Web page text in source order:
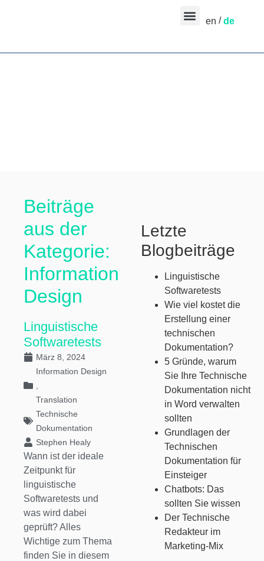
en de
Beiträge
aus der
Kategorie:
Information
Design
Linguistische
Softwaretests
März 8, 2024
Information Design
Translation
Technische
Dokumentation
Stephen Healy
Wann ist der ideale
Zeitpunkt für
linguistische
Softwaretests und
was wird dabei
geprüft? Alles
Wichtige zum Thema
finden Sie in diesem
Letzte
Blogbeiträge
Linguistische
Softwaretests
Wie viel kostet die
Erstellung einer
technischen
Dokumentation?
5 Gründe, warum
Sie Ihre Technische
Dokumentation nicht
in Word verwalten
sollten
Grundlagen der
Technischen
Dokumentation für
Einsteiger
Chatbots: Das
sollten Sie wissen
Der Technische
Redakteur im
Marketing-Mix